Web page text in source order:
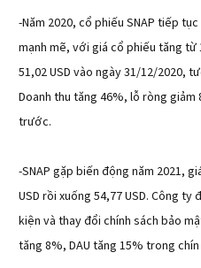
-Năm 2020, cổ phiếu SNAP tiếp
mạnh mẽ, với giá cổ phiếu tăng từ
51,02 USD vào ngày 31/12/2020,
Doanh thu tăng 46%, lỗ ròng giảm
trước.
-SNAP gặp biến động năm 2021,
USD rồi xuống 54,77 USD. Công
kiện và thay đổi chính sách bảo
tăng 8%, DAU tăng 15% trong